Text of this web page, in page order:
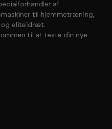
af
til hjemmetræning,
og eliteidræt.
til at teste din nye